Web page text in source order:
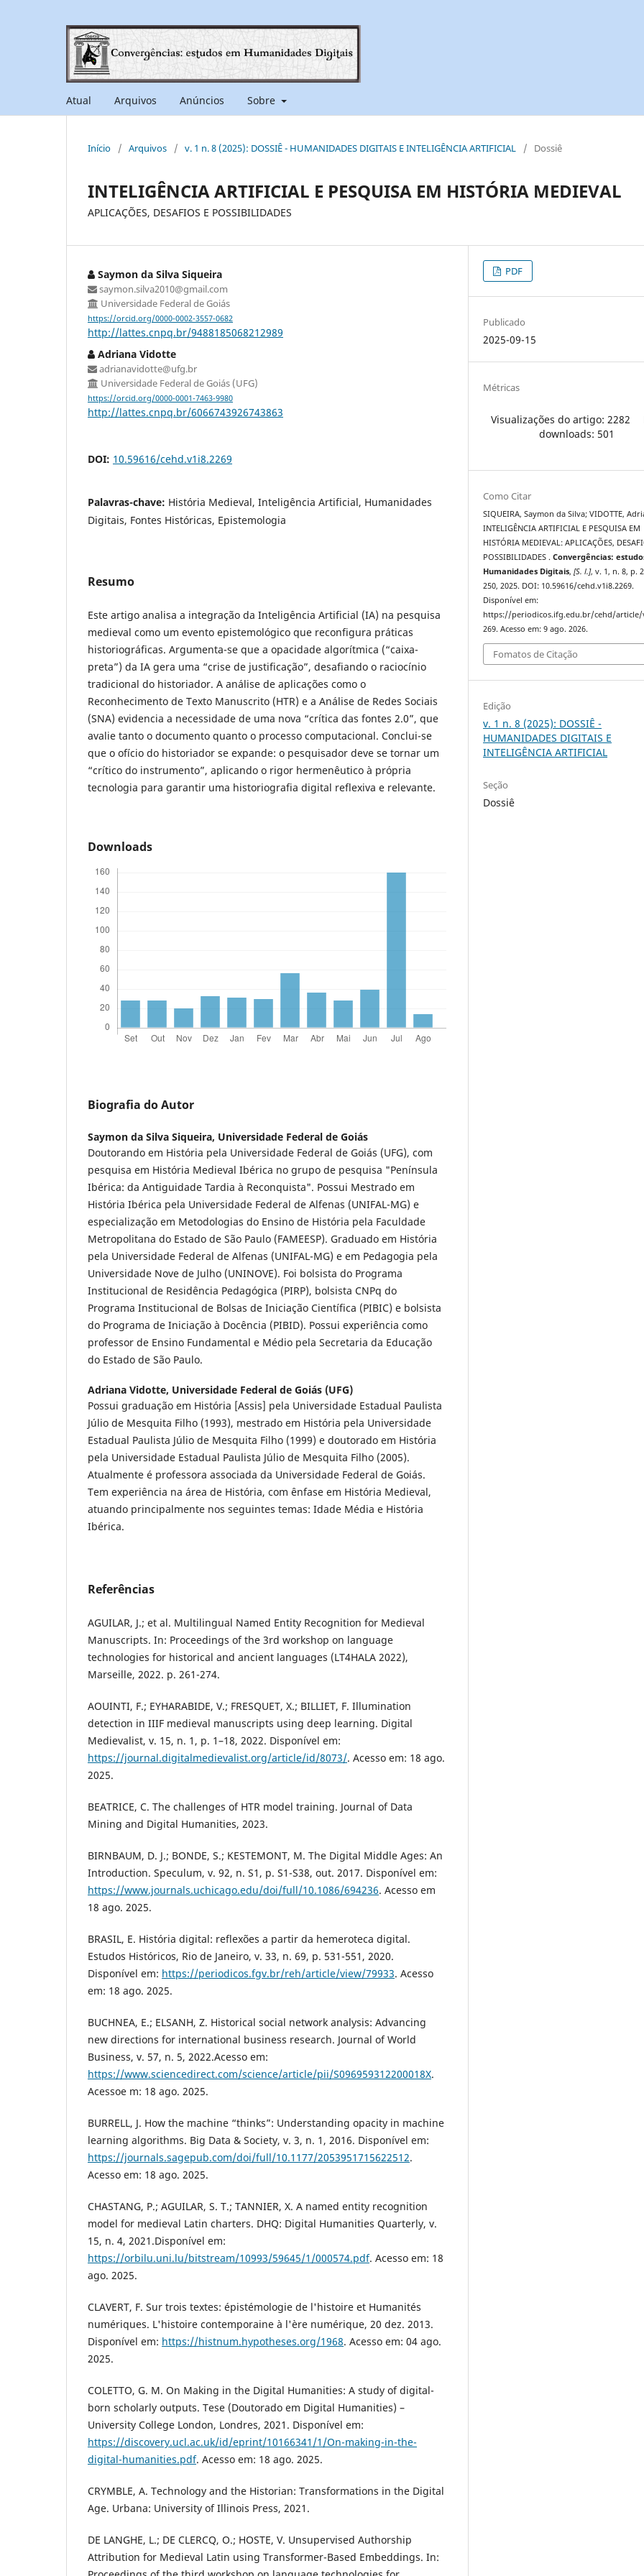
Atual Arquivos Anúncios Sobre
Início / Arquivos / v. 1 n. 8 (2025): DOSSIÊ - HUMANIDADES DIGITAIS E INTELIGÊNCIA ARTIFICIAL / Dossiê
INTELIGÊNCIA ARTIFICIAL E PESQUISA EM HISTÓRIA MEDIEVAL
APLICAÇÕES, DESAFIOS E POSSIBILIDADES
Saymon da Silva Siqueira
saymon.silva2010@gmail.com
Universidade Federal de Goiás
https://orcid.org/0000-0002-3557-0682
http://lattes.cnpq.br/9488185068212989
Adriana Vidotte
adrianavidotte@ufg.br
Universidade Federal de Goiás (UFG)
https://orcid.org/0000-0001-7463-9980
http://lattes.cnpq.br/6066743926743863
DOI: 10.59616/cehd.v1i8.2269
Palavras-chave: História Medieval, Inteligência Artificial, Humanidades
Digitais, Fontes Históricas, Epistemologia
Resumo
Este artigo analisa a integração da Inteligência Artificial (IA) na pesquisa
medieval como um evento epistemológico que reconfigura práticas
historiográficas. Argumenta-se que a opacidade algorítmica (“caixa-
preta”) da IA gera uma “crise de justificação”, desafiando o raciocínio
tradicional do historiador. A análise de aplicações como o
Reconhecimento de Texto Manuscrito (HTR) e a Análise de Redes Sociais
(SNA) evidencia a necessidade de uma nova “crítica das fontes 2.0”, que
avalie tanto o documento quanto o processo computacional. Conclui-se
que o ofício do historiador se expande: o pesquisador deve se tornar um
“crítico do instrumento”, aplicando o rigor hermenêutico à própria
tecnologia para garantir uma historiografia digital reflexiva e relevante.
Downloads
Biografia do Autor
Saymon da Silva Siqueira, Universidade Federal de Goiás
Doutorando em História pela Universidade Federal de Goiás (UFG), com
pesquisa em História Medieval Ibérica no grupo de pesquisa "Península
Ibérica: da Antiguidade Tardia à Reconquista". Possui Mestrado em
História Ibérica pela Universidade Federal de Alfenas (UNIFAL-MG) e
especialização em Metodologias do Ensino de História pela Faculdade
Metropolitana do Estado de São Paulo (FAMEESP). Graduado em História
pela Universidade Federal de Alfenas (UNIFAL-MG) e em Pedagogia pela
Universidade Nove de Julho (UNINOVE). Foi bolsista do Programa
Institucional de Residência Pedagógica (PIRP), bolsista CNPq do
Programa Institucional de Bolsas de Iniciação Científica (PIBIC) e bolsista
do Programa de Iniciação à Docência (PIBID). Possui experiência como
professor de Ensino Fundamental e Médio pela Secretaria da Educação
do Estado de São Paulo.
Adriana Vidotte, Universidade Federal de Goiás (UFG)
Possui graduação em História [Assis] pela Universidade Estadual Paulista
Júlio de Mesquita Filho (1993), mestrado em História pela Universidade
Estadual Paulista Júlio de Mesquita Filho (1999) e doutorado em História
pela Universidade Estadual Paulista Júlio de Mesquita Filho (2005).
Atualmente é professora associada da Universidade Federal de Goiás.
Tem experiência na área de História, com ênfase em História Medieval,
atuando principalmente nos seguintes temas: Idade Média e História
Ibérica.
Referências
AGUILAR, J.; et al. Multilingual Named Entity Recognition for Medieval
Manuscripts. In: Proceedings of the 3rd workshop on language
technologies for historical and ancient languages (LT4HALA 2022),
Marseille, 2022. p. 261-274.
AOUINTI, F.; EYHARABIDE, V.; FRESQUET, X.; BILLIET, F. Illumination
detection in IIIF medieval manuscripts using deep learning. Digital
Medievalist, v. 15, n. 1, p. 1–18, 2022. Disponível em:
https://journal.digitalmedievalist.org/article/id/8073/. Acesso em: 18 ago.
2025.
BEATRICE, C. The challenges of HTR model training. Journal of Data
Mining and Digital Humanities, 2023.
BIRNBAUM, D. J.; BONDE, S.; KESTEMONT, M. The Digital Middle Ages: An
Introduction. Speculum, v. 92, n. S1, p. S1-S38, out. 2017. Disponível em:
https://www.journals.uchicago.edu/doi/full/10.1086/694236. Acesso em
18 ago. 2025.
BRASIL, E. História digital: reflexões a partir da hemeroteca digital.
Estudos Históricos, Rio de Janeiro, v. 33, n. 69, p. 531-551, 2020.
Disponível em: https://periodicos.fgv.br/reh/article/view/79933. Acesso
em: 18 ago. 2025.
BUCHNEA, E.; ELSANH, Z. Historical social network analysis: Advancing
new directions for international business research. Journal of World
Business, v. 57, n. 5, 2022.Acesso em:
https://www.sciencedirect.com/science/article/pii/S096959312200018X.
Acessoe m: 18 ago. 2025.
BURRELL, J. How the machine “thinks”: Understanding opacity in machine
learning algorithms. Big Data & Society, v. 3, n. 1, 2016. Disponível em:
https://journals.sagepub.com/doi/full/10.1177/2053951715622512.
Acesso em: 18 ago. 2025.
CHASTANG, P.; AGUILAR, S. T.; TANNIER, X. A named entity recognition
model for medieval Latin charters. DHQ: Digital Humanities Quarterly, v.
15, n. 4, 2021.Disponível em:
https://orbilu.uni.lu/bitstream/10993/59645/1/000574.pdf. Acesso em: 18
ago. 2025.
CLAVERT, F. Sur trois textes: épistémologie de l'histoire et Humanités
numériques. L'histoire contemporaine à l'ère numérique, 20 dez. 2013.
Disponível em: https://histnum.hypotheses.org/1968. Acesso em: 04 ago.
2025.
COLETTO, G. M. On Making in the Digital Humanities: A study of digital-
born scholarly outputs. Tese (Doutorado em Digital Humanities) –
University College London, Londres, 2021. Disponível em:
https://discovery.ucl.ac.uk/id/eprint/10166341/1/On-making-in-the-
digital-humanities.pdf. Acesso em: 18 ago. 2025.
CRYMBLE, A. Technology and the Historian: Transformations in the Digital
Age. Urbana: University of Illinois Press, 2021.
DE LANGHE, L.; DE CLERCQ, O.; HOSTE, V. Unsupervised Authorship
Attribution for Medieval Latin using Transformer-Based Embeddings. In:
PDF
Publicado
2025-09-15
Métricas
Visualizações do artigo: 2282
downloads: 501
Como Citar
SIQUEIRA, Saymon da Silva; VIDOTTE,
INTELIGÊNCIA ARTIFICIAL E PESQUISA EM
HISTÓRIA MEDIEVAL: APLICAÇÕES,
POSSIBILIDADES .Convergências:
Humanidades Digitais,[S. l.], v. 1, n. 8, p.
250, 2025. DOI: 10.59616/cehd.v1i8.2269.
Disponível em:
https://periodicos.ifg.edu.br/cehd/
269. Acesso em: 9 ago. 2026.
Fomatos de Citação
Edição
v. 1 n. 8 (2025): DOSSIÊ -
HUMANIDADES DIGITAIS E
INTELIGÊNCIA ARTIFICIAL
Seção
Dossiê